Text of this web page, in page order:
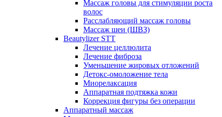
Массаж головы для стимуляции роста
волос
Расслабляющий массаж головы
Массаж шеи (ШВЗ)
Beautylizer STT
Лечение целлюлита
Лечение фиброза
Уменьшение жировых отложений
Детокс-омоложение тела
Миорелаксация
Аппаратная подтяжка кожи
Коррекция фигуры без операции
Аппаратный массаж